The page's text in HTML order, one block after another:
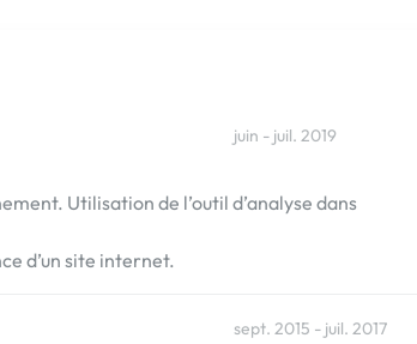
juin - juil. 2019
Utilisation de l’outil d’analyse dans
d’un site internet.
sept. 2015 - juil. 2017